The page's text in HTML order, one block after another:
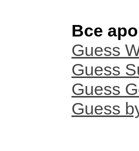
Все
Guess
Guess
Guess
Guess